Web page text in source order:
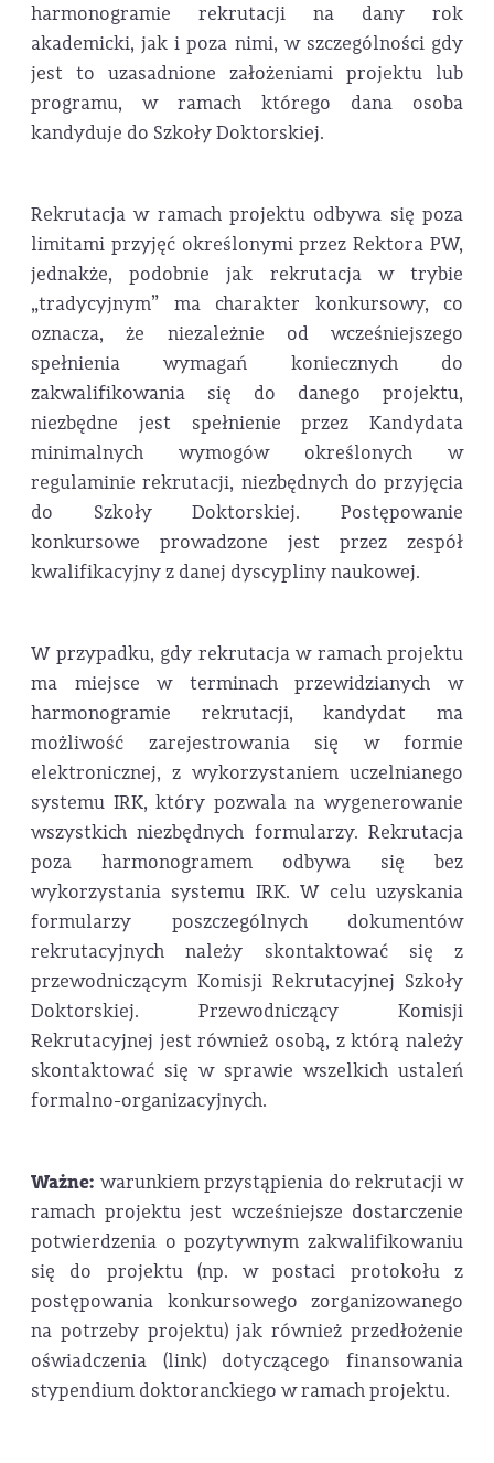
harmonogramie rekrutacji na dany rok
akademicki, jak i poza nimi, w szczególności gdy
jest to uzasadnione założeniami projektu lub
programu, w ramach którego dana osoba
kandyduje do Szkoły Doktorskiej.
Rekrutacja w ramach projektu odbywa się poza
limitami przyjęć określonymi przez Rektora PW,
jednakże, podobnie jak rekrutacja w trybie
„tradycyjnym” ma charakter konkursowy, co
oznacza, że niezależnie od wcześniejszego
spełnienia wymagań koniecznych do
zakwalifikowania się do danego projektu,
niezbędne jest spełnienie przez Kandydata
minimalnych wymogów określonych w
regulaminie rekrutacji, niezbędnych do przyjęcia
do Szkoły Doktorskiej. Postępowanie
konkursowe prowadzone jest przez zespół
kwalifikacyjny z danej dyscypliny naukowej.
W przypadku, gdy rekrutacja w ramach projektu
ma miejsce w terminach przewidzianych w
harmonogramie rekrutacji, kandydat ma
możliwość zarejestrowania się w formie
elektronicznej, z wykorzystaniem uczelnianego
systemu IRK, który pozwala na wygenerowanie
wszystkich niezbędnych formularzy. Rekrutacja
poza harmonogramem odbywa się bez
wykorzystania systemu IRK. W celu uzyskania
formularzy poszczególnych dokumentów
rekrutacyjnych należy skontaktować się z
przewodniczącym Komisji Rekrutacyjnej Szkoły
Doktorskiej. Przewodniczący Komisji
Rekrutacyjnej jest również osobą, z którą należy
skontaktować się w sprawie wszelkich ustaleń
formalno-organizacyjnych.
Ważne: warunkiem przystąpienia do rekrutacji w
ramach projektu jest wcześniejsze dostarczenie
potwierdzenia o pozytywnym zakwalifikowaniu
się do projektu (np. w postaci protokołu z
postępowania konkursowego zorganizowanego
na potrzeby projektu) jak również przedłożenie
oświadczenia (link) dotyczącego finansowania
stypendium doktoranckiego w ramach projektu.